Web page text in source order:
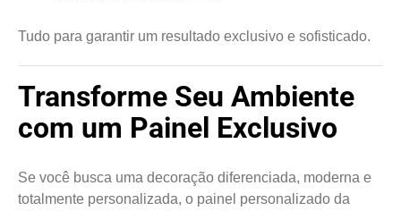
Tudo para garantir um resultado exclusivo e sofisticado.
Transforme Seu Ambiente
com um Painel Exclusivo
Se você busca uma decoração diferenciada, moderna e
totalmente personalizada, o painel personalizado da